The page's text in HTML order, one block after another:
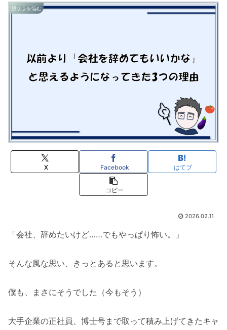
脱サラを悩む
X Facebook はてブ
コピー
2026.02.11
「会社、辞めたいけど……でもやっぱり怖い。」
そんな風な思い、きっとあると思います。
僕も、まさにそうでした（今もそう）
大手企業の正社員、博士号まで取って積み上げてきたキャ